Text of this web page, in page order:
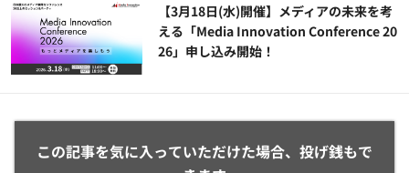
【3月18日(水)開催】メディアの未来を考
える「Media Innovation Conference 20
26」申し込み開始！
この記事を気に入っていただけた場合、投げ銭もで